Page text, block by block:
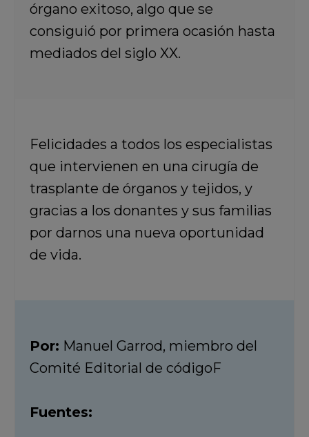
órgano exitoso, algo que se
consiguió por primera ocasión hasta
mediados del siglo XX.
Felicidades a todos los especialistas
que intervienen en una cirugía de
trasplante de órganos y tejidos, y
gracias a los donantes y sus familias
por darnos una nueva oportunidad
de vida.
Por: Manuel Garrod, miembro del
Comité Editorial de códigoF
Fuentes: